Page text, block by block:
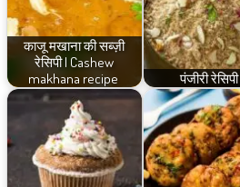
काजू मखाना की सब्ज़ी
रेसिपी | Cashew
makhana recipe
पंजीरी रेसिपी